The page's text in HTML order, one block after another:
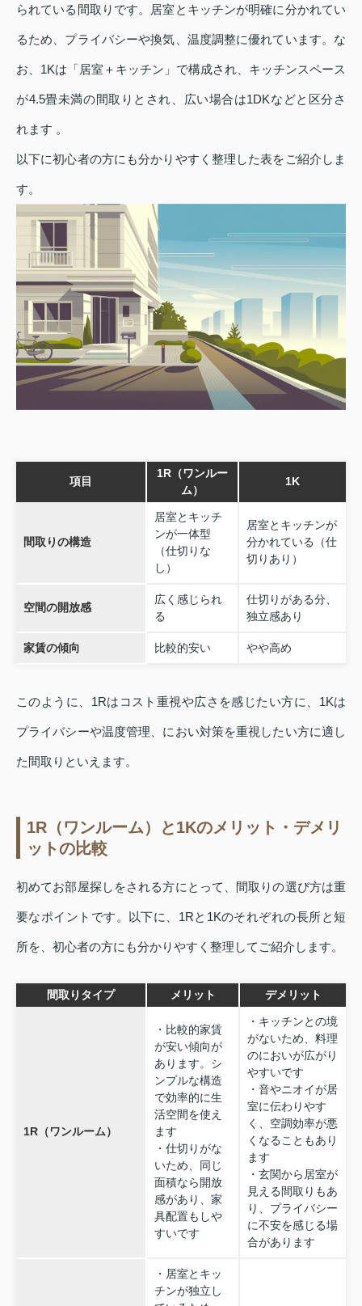
られている間取りです。居室とキッチンが明確に分かれてい
るため、プライバシーや換気、温度調整に優れています。な
お、1Kは「居室＋キッチン」で構成され、キッチンスペース
が4.5畳未満の間取りとされ、広い場合は1DKなどと区分さ
れます 。
以下に初心者の方にも分かりやすく整理した表をご紹介しま
す。
項目
1R（ワンルー
ム）
1K
間取りの構造
居室とキッチ
ンが一体型
（仕切りな
し）
居室とキッチンが
分かれている（仕
切りあり）
空間の開放感
広く感じられ
る
仕切りがある分、
独立感あり
家賃の傾向 比較的安い やや高め
このように、1Rはコスト重視や広さを感じたい方に、1Kは
プライバシーや温度管理、におい対策を重視したい方に適し
た間取りといえます。
1R（ワンルーム）と1Kのメリット・デメリ
ットの比較
初めてお部屋探しをされる方にとって、間取りの選び方は重
要なポイントです。以下に、1Rと1Kのそれぞれの長所と短
所を、初心者の方にも分かりやすく整理してご紹介します。
間取りタイプ メリット デメリット
1R（ワンルーム）
・比較的家賃
が安い傾向が
あります。シ
ンプルな構造
で効率的に生
活空間を使え
ます
・仕切りがな
いため、同じ
面積なら開放
感があり、家
具配置もしや
すいです
・キッチンとの境
がないため、料理
のにおいが広がり
やすいです
・音やニオイが居
室に伝わりやす
く、空調効率が悪
くなることもあり
ます
・玄関から居室が
見える間取りもあ
り、プライバシー
に不安を感じる場
合があります
・居室とキッ
チンが独立し